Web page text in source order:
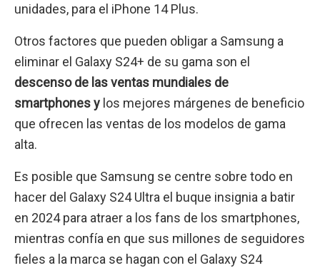
unidades, para el iPhone 14 Plus.
Otros factores que pueden obligar a Samsung a
eliminar el Galaxy S24+ de su gama son el
descenso de las ventas mundiales de
smartphones y los mejores márgenes de beneficio
que ofrecen las ventas de los modelos de gama
alta.
Es posible que Samsung se centre sobre todo en
hacer del Galaxy S24 Ultra el buque insignia a batir
en 2024 para atraer a los fans de los smartphones,
mientras confía en que sus millones de seguidores
fieles a la marca se hagan con el Galaxy S24